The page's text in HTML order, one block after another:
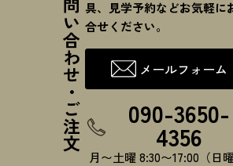
お問い合わせ・ご注文 具、見学予約などお気軽に
合せください。
メールフォーム
090-3650-
4356
月〜土曜 8:30〜17:00（日